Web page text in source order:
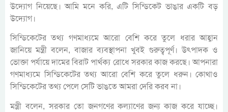
উদ্যোগ নিয়েছে। আমি মনে করি, এটি সিন্ডিকেট ভাঙার একটি বড়
উদ্যোগ।
সিন্ডিকেটের তথ্য গণমাধ্যমে আরো বেশি করে তুলে ধরার আহ্বান
জানিয়ে মন্ত্রী বলেন, বাজার ব্যবস্থাপনা খুবই গুরুত্বপূর্ণ। উৎপাদক ও
ভোক্তা পর্যায়ে দামের বিরাট পার্থক্য রোধে সরকার কাজ করছে। আপনারা
গণমাধ্যমে সিন্ডিকেটের তথ্য আরো বেশি করে তুলে ধরুন। কোথাও
সিন্ডিকেটের তথ্য পেলে সেটি ভাঙতে আমরা দেরি করব না।
মন্ত্রী বলেন, সরকার তো জনগণের কল্যাণের জন্য কাজ করে যাচ্ছে।